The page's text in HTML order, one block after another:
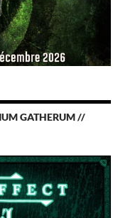
GATHERUM //